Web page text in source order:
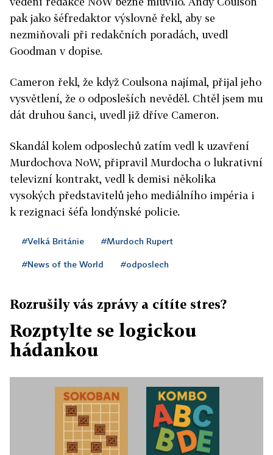
pak jako šéfredaktor výslovně řekl, aby se
nezmiňovali při redakčních poradách, uvedl
Goodman v dopise.
Cameron řekl, že když Coulsona najímal, přijal jeho
vysvětlení, že o odposleších nevěděl. Chtěl jsem mu
dát druhou šanci, uvedl již dříve Cameron.
Skandál kolem odposlechů zatím vedl k uzavření
Murdochova NoW, připravil Murdocha o lukrativní
televizní kontrakt, vedl k demisi několika
vysokých představitelů jeho mediálního impéria i
k rezignaci šéfa londýnské policie.
#Velká Británie #Murdoch Rupert
#News of the World #odposlech
Rozrušily vás zprávy a cítíte stres?
Rozptylte se logickou
hádankou